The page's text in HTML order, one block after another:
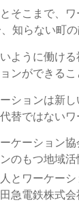
そこまで、
知らない町
ように働け
ンができるこ
ションは新し
替ではないワ
ケーション
のもつ地域
とワーケーシ
急電鉄株式